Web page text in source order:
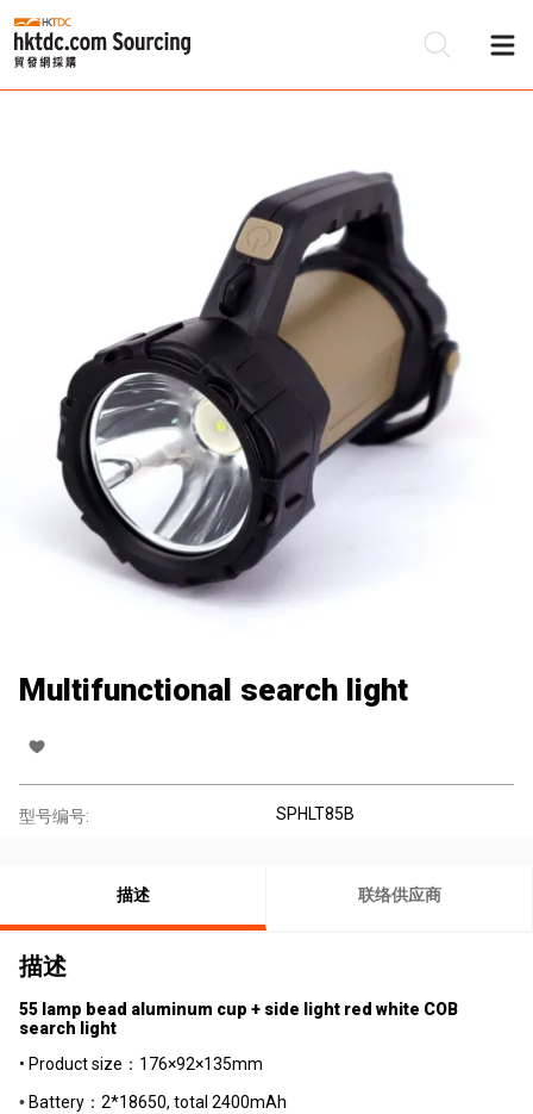
Multifunctional search light
型号编号: SPHLT85B
描述 联络供应商
描述
55 lamp bead aluminum cup + side light red white COB
search light
• Product size：176×92×135mm
• Battery：2*18650, total 2400mAh